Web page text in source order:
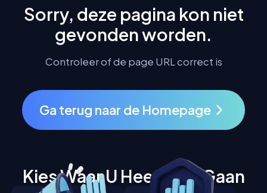
Sorry, deze pagina kon niet
gevonden worden.
Controleer of de page URL correct is
Ga terug naar de Homepage
Kies Waar U Heen Wilt Gaan